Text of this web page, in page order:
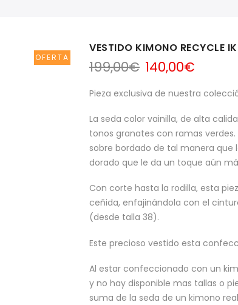
OFERTA
VESTIDO KIMONO RECYCLE
199,00€ El
precio
original
199,00€.
140,00€
actual
Pieza exclusiva de nuestra
La seda color vainilla, de alta
tonos granates con ramas
sobre bordado de tal manera que
dorado que le da un toque aún
Con corte hasta la rodilla, esta
ceñida, enfajinándola con el
(desde talla 38).
Este precioso vestido esta
Al estar confeccionado con un
y no hay disponible mas tallas o
suma de la seda de un kimono